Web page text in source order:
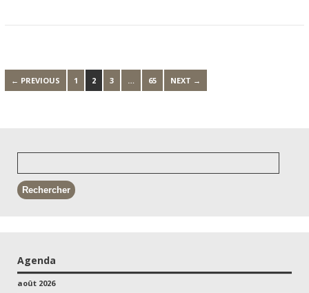
← PREVIOUS 1 2 3 … 65 NEXT →
Agenda
août 2026